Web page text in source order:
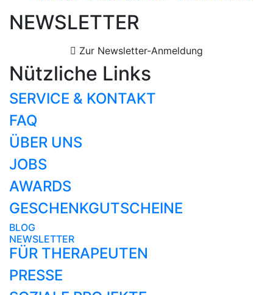
NEWSLETTER
Zur Newsletter-Anmeldung
Nützliche Links
SERVICE & KONTAKT
FAQ
ÜBER UNS
JOBS
AWARDS
GESCHENKGUTSCHEINE
BLOG
NEWSLETTER
FÜR THERAPEUTEN
PRESSE